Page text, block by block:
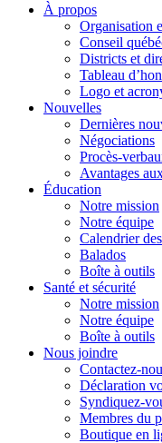
À propos
Organisation
Conseil
Districts et
Tableau
Logo et
Nouvelles
Dernières
Négociations
Procès-
Avantages
Éducation
Notre mission
Notre équipe
Calendrier
Balados
Boîte à outils
Santé et sécurité
Notre mission
Notre équipe
Boîte à outils
Nous joindre
Contactez-
Déclaration
Syndiquez-
Membres du
Boutique en